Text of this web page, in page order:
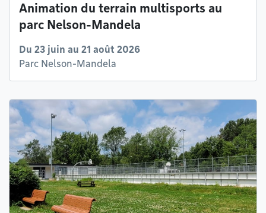
Animation du terrain multisports au
parc Nelson-Mandela
Du 23 juin au 21 août 2026
Parc Nelson-Mandela